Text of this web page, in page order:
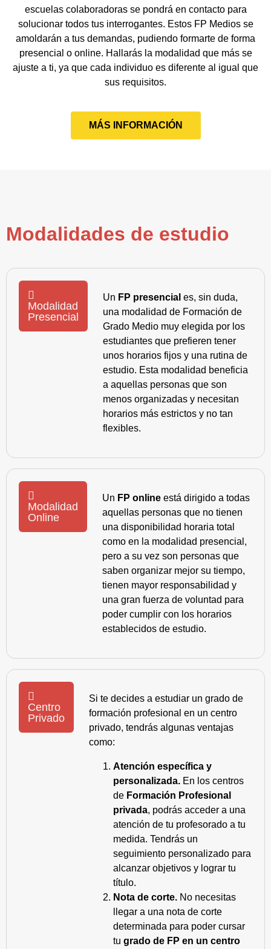
escuelas colaboradoras se pondrá en contacto para
solucionar todos tus interrogantes. Estos FP Medios se
amoldarán a tus demandas, pudiendo formarte de forma
presencial o online. Hallarás la modalidad que más se
ajuste a ti, ya que cada individuo es diferente al igual que
sus requisitos.
MÁS INFORMACIÓN
Modalidades de estudio
Modalidad
Presencial
Un FP presencial es, sin duda,
una modalidad de Formación de
Grado Medio muy elegida por los
estudiantes que prefieren tener
unos horarios fijos y una rutina de
estudio. Esta modalidad beneficia
a aquellas personas que son
menos organizadas y necesitan
horarios más estrictos y no tan
flexibles.
Modalidad
Online
Un FP online está dirigido a todas
aquellas personas que no tienen
una disponibilidad horaria total
como en la modalidad presencial,
pero a su vez son personas que
saben organizar mejor su tiempo,
tienen mayor responsabilidad y
una gran fuerza de voluntad para
poder cumplir con los horarios
establecidos de estudio.
Centro
Privado
Si te decides a estudiar un grado de
formación profesional en un centro
privado, tendrás algunas ventajas
como:
Atención específica y
personalizada. En los centros
de Formación Profesional
privada, podrás acceder a una
atención de tu profesorado a tu
medida. Tendrás un
seguimiento personalizado para
alcanzar objetivos y lograr tu
título.
Nota de corte. No necesitas
llegar a una nota de corte
determinada para poder cursar
tu grado de FP en un centro